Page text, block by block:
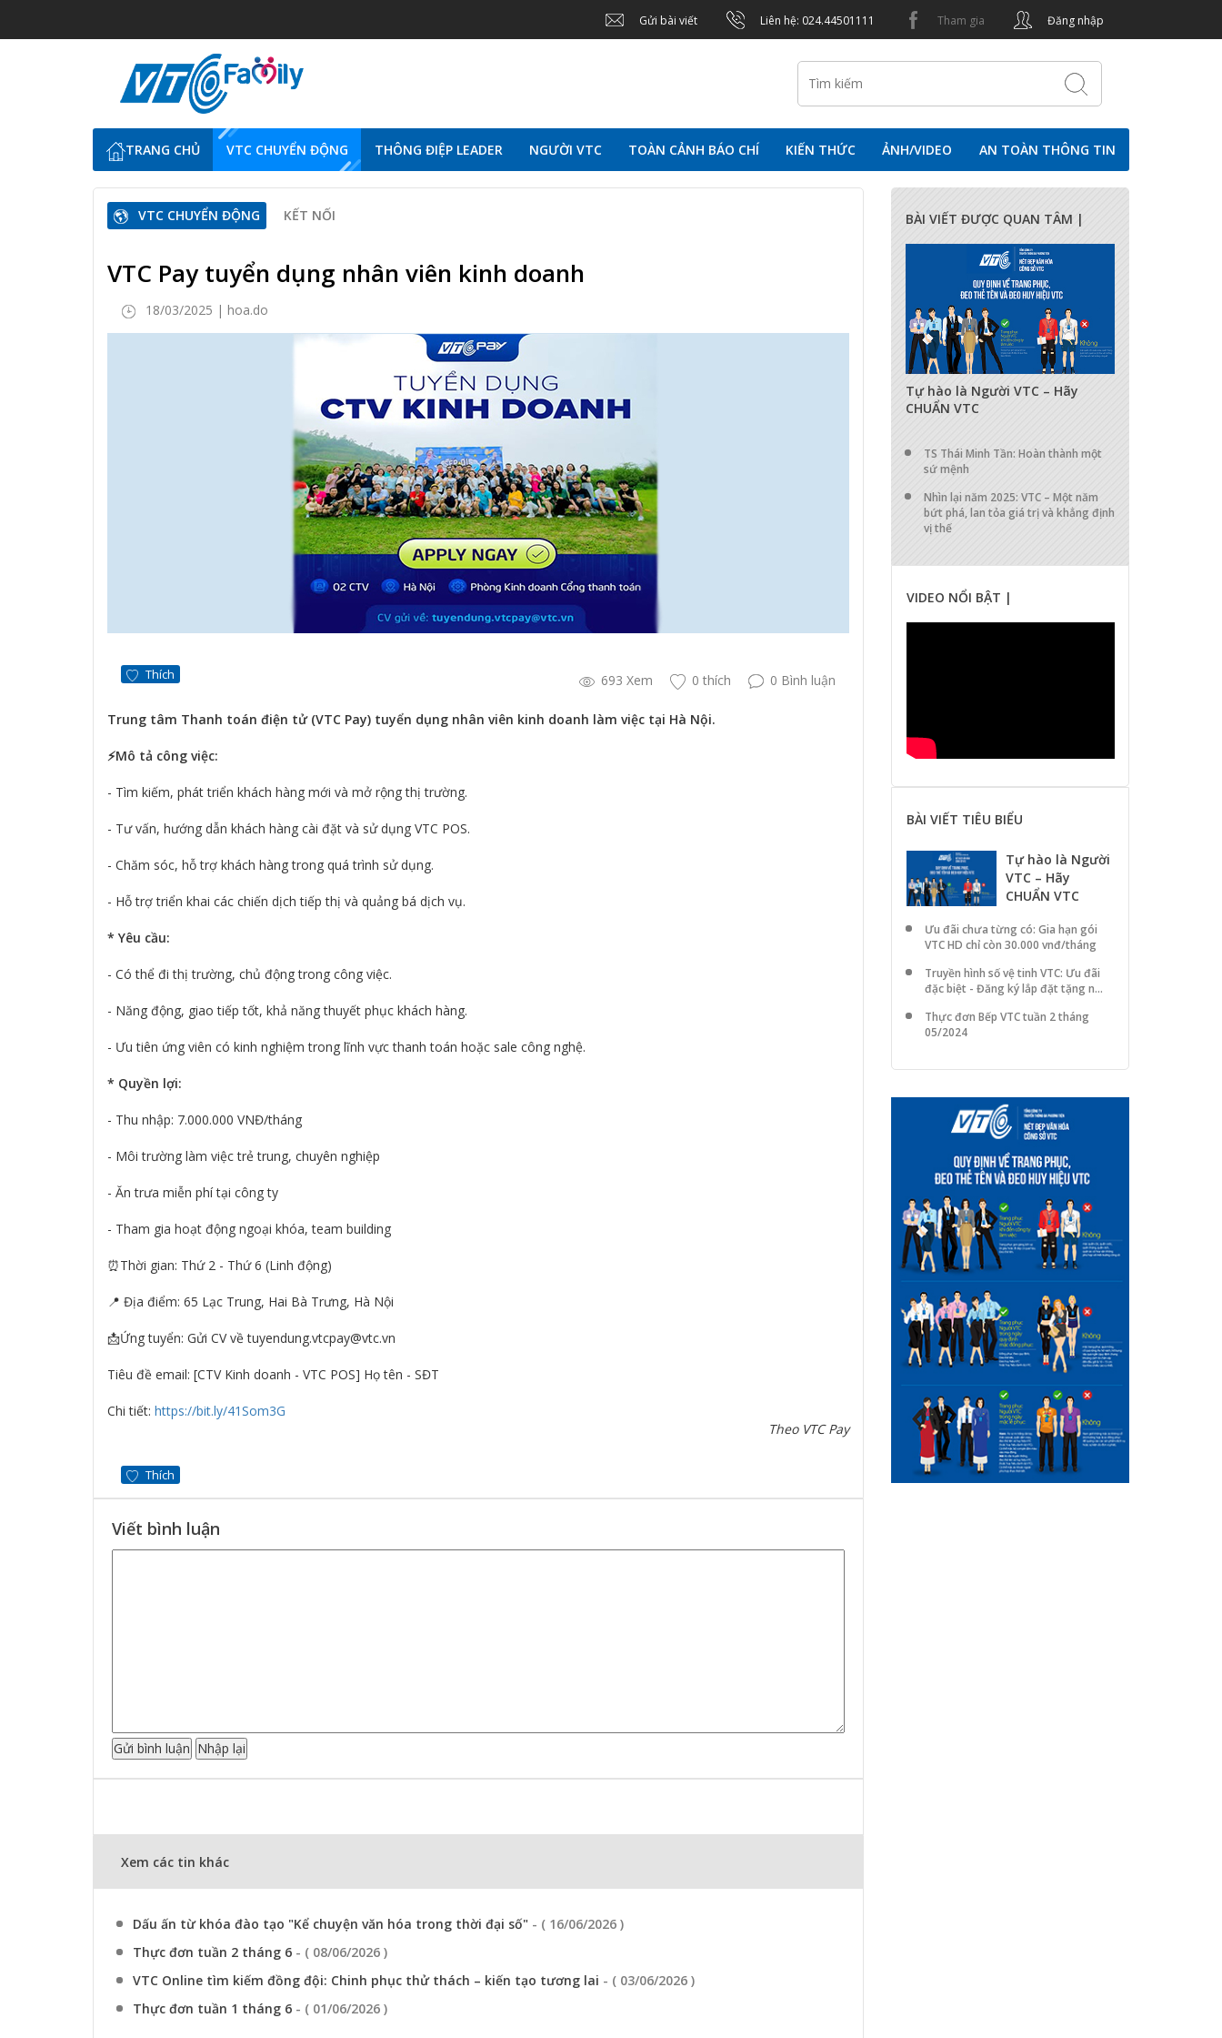
Gửi bài viết Liên hệ: 024.44501111 Tham gia Đăng nhập
TRANG CHỦ VTC CHUYỂN ĐỘNG THÔNG ĐIỆP LEADER NGƯỜI VTC TOÀN CẢNH BÁO CHÍ KIẾN THỨC ẢNH/VIDEO AN TOÀN THÔNG TIN
VTC CHUYỂN ĐỘNG KẾT NỐI
VTC Pay tuyển dụng nhân viên kinh doanh
18/03/2025 | hoa.do
Thích 693 Xem 0 thích 0 Bình luận
Trung tâm Thanh toán điện tử (VTC Pay) tuyển dụng nhân viên kinh doanh làm việc tại Hà Nội.
⚡️Mô tả công việc:
- Tìm kiếm, phát triển khách hàng mới và mở rộng thị trường.
- Tư vấn, hướng dẫn khách hàng cài đặt và sử dụng VTC POS.
- Chăm sóc, hỗ trợ khách hàng trong quá trình sử dụng.
- Hỗ trợ triển khai các chiến dịch tiếp thị và quảng bá dịch vụ.
* Yêu cầu:
- Có thể đi thị trường, chủ động trong công việc.
- Năng động, giao tiếp tốt, khả năng thuyết phục khách hàng.
- Ưu tiên ứng viên có kinh nghiệm trong lĩnh vực thanh toán hoặc sale công nghệ.
* Quyền lợi:
- Thu nhập: 7.000.000 VNĐ/tháng
- Môi trường làm việc trẻ trung, chuyên nghiệp
- Ăn trưa miễn phí tại công ty
- Tham gia hoạt động ngoại khóa, team building
⏰Thời gian: Thứ 2 - Thứ 6 (Linh động)
📍 Địa điểm: 65 Lạc Trung, Hai Bà Trưng, Hà Nội
📩Ứng tuyển: Gửi CV về tuyendung.vtcpay@vtc.vn
Tiêu đề email: [CTV Kinh doanh - VTC POS] Họ tên - SĐT
Chi tiết: https://bit.ly/41Som3G
Theo VTC Pay
Thích
Viết bình luận
Xem các tin khác
Dấu ấn từ khóa đào tạo "Kể chuyện văn hóa trong thời đại số" - ( 16/06/2026 )
Thực đơn tuần 2 tháng 6 - ( 08/06/2026 )
VTC Online tìm kiếm đồng đội: Chinh phục thử thách – kiến tạo tương lai - ( 03/06/2026 )
Thực đơn tuần 1 tháng 6 - ( 01/06/2026 )
BÀI VIẾT ĐƯỢC QUAN TÂM |
Tự hào là Người VTC – Hãy
CHUẨN VTC
TS Thái Minh Tần: Hoàn thành một
sứ mệnh
Nhìn lại năm 2025: VTC – Một năm
bứt phá, lan tỏa giá trị và khẳng định
vị thế
VIDEO NỔI BẬT |
BÀI VIẾT TIÊU BIỂU
Tự hào là Người
VTC – Hãy
CHUẨN VTC
Ưu đãi chưa từng có: Gia hạn gói
VTC HD chỉ còn 30.000 vnđ/tháng
Truyền hình số vệ tinh VTC: Ưu đãi
đặc biệt - Đăng ký lắp đặt tặng n...
Thực đơn Bếp VTC tuần 2 tháng
05/2024